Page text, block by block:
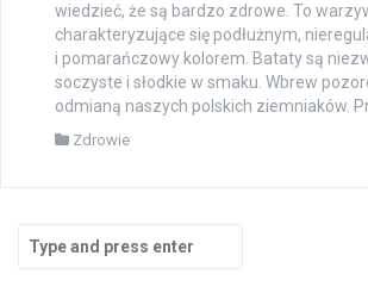
wiedzieć, że są bardzo zdrowe. To
charakteryzujące się podłużnym,
i pomarańczowy kolorem. Bataty są
soczyste i słodkie w smaku. Wbrew
odmianą naszych polskich ziemniaków.
Zdrowie
Search
for: